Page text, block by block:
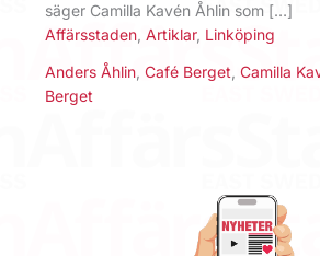
säger Camilla Kavén Åhlin som […]
Affärsstaden Artiklar, Linköping
Anders Åhlin Café Berget Camilla
Berget